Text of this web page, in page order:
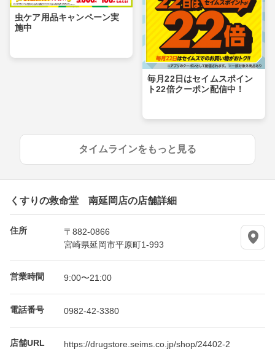
虫ケア用品キャンペーン実
施中
毎月22日はセイムスポイン
ト22倍クーポン配信中！
タイムラインをもっと見る
くすりの救命堂 南延岡店の店舗詳細
住所
〒882-0866
宮崎県延岡市平原町1-993
営業時間 9:00〜21:00
電話番号 0982-42-3380
店舗URL https://drugstore.seims.co.jp/shop/24402-2